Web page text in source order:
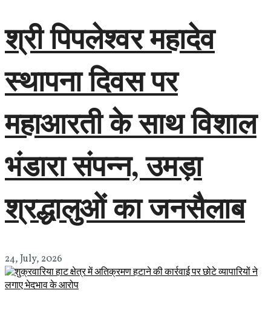
श्री पिपलेश्वर महादेव
स्थापना दिवस पर
महाआरती के साथ विशाल
भंडारा संपन्न, उमड़ा
श्रद्धालुओं का जनसैलाब
24, July, 2026